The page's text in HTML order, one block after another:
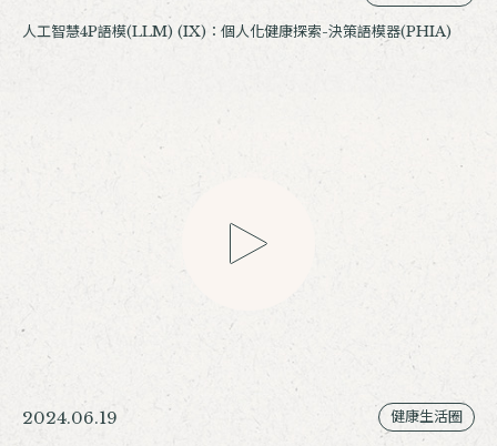
人工智慧4P語模(LLM) (IX)：個人化健康探索-決策語模器(PHIA)
2024.06.19 健康生活圈